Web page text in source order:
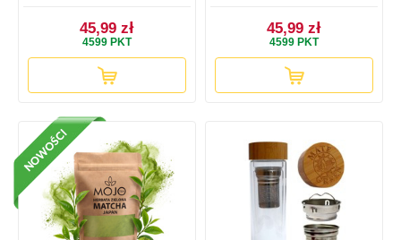
45,99 zł
4599 PKT
45,99 zł
4599 PKT